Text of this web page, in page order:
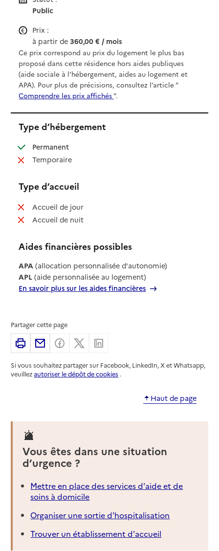
Public
Prix :
à partir de360,00 € / mois
Ce prix correspond au prix du logement le plus bas
proposé dans cette résidence hors aides publiques
(aide sociale à l’hébergement, aides au logement et
APA). Pour plus de précisions, consultez l’article “
Comprendre les prix affichés”.
Type d’hébergement
Permanent: disponible
Temporaire: non disponible
Type d’accueil
Accueil de jour: non disponible
Accueil de nuit: non disponible
Aides financières possibles
APA (allocation personnalisée d'autonomie)
APL (aide personnalisée au logement)
En savoir plus sur les aides financières
Partager cette page
ImprimerPartager par email
Partager sur Facebook
Partager sur X
Si vous souhaitez partager sur Facebook, LinkedIn, X et Whatsapp,
veuillezautoriser le dépôt de cookies .
Haut de page
Vous êtes dans une situation
d’urgence ?
Mettre en place des services d'aide et de
soins à domicile
Organiser une sortie d'hospitalisation
Trouver un établissement d'accueil